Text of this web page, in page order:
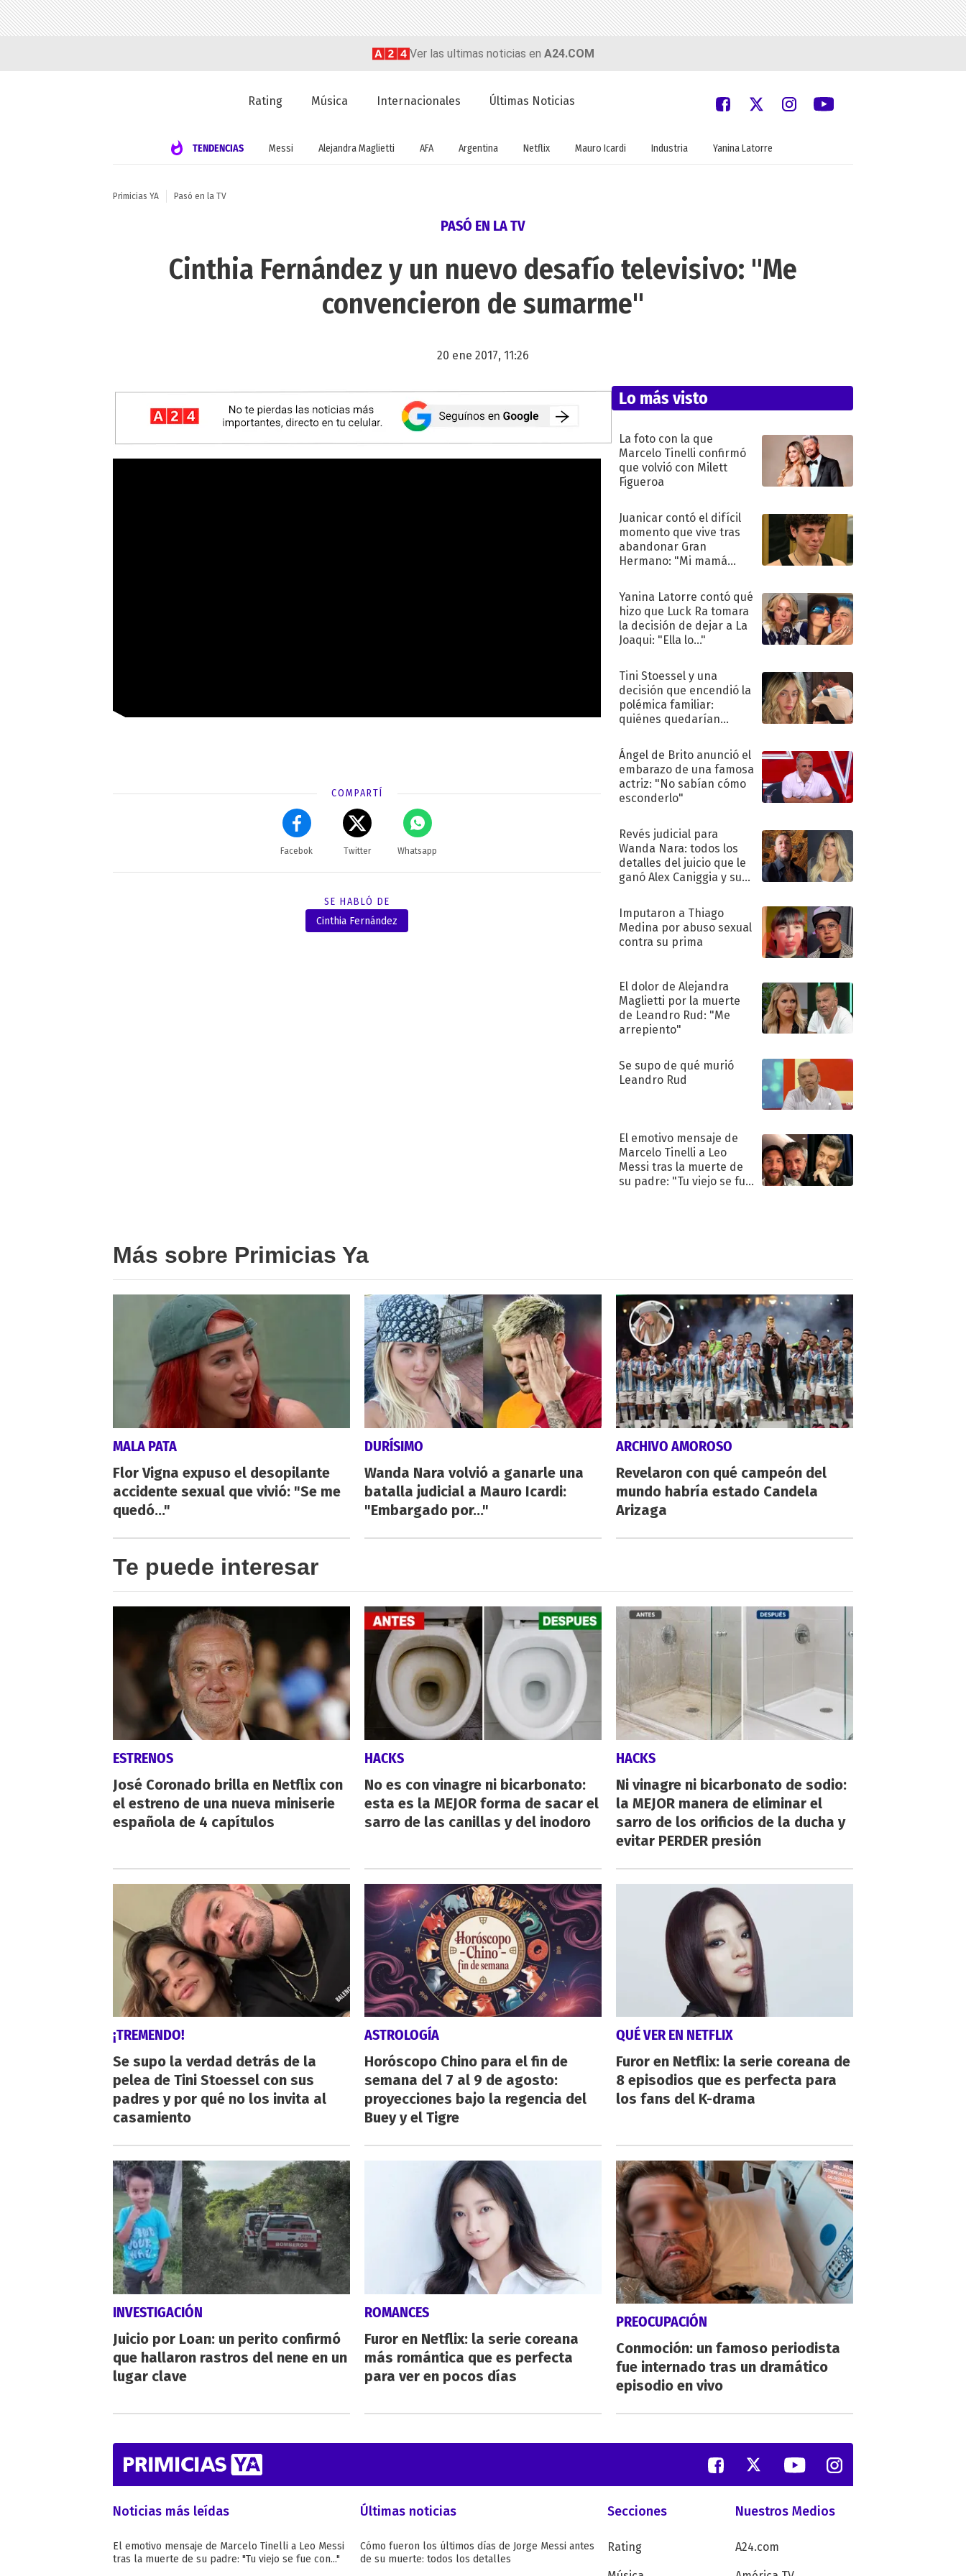
Ver las ultimas noticias en A24.COM
Rating Música Internacionales Últimas Noticias
TENDENCIAS Messi Alejandra Maglietti AFA Argentina Netflix Mauro Icardi Industria Yanina Latorre
Primicias YA Pasó en la TV
PASÓ EN LA TV
Cinthia Fernández y un nuevo desafío televisivo: "Me
convencieron de sumarme"
20 ene 2017, 11:26
COMPARTÍ
Facebok Twitter Whatsapp
SE HABLÓ DE
Cinthia Fernández
Lo más visto
La foto con la que
Marcelo Tinelli confirmó
que volvió con Milett
Figueroa
Juanicar contó el difícil
momento que vive tras
abandonar Gran
Hermano: "Mi mamá
Yanina Latorre contó qué
hizo que Luck Ra tomara
la decisión de dejar a La
Joaqui: "Ella lo..."
Tini Stoessel y una
decisión que encendió la
polémica familiar:
quiénes quedarían
Ángel de Brito anunció el
embarazo de una famosa
actriz: "No sabían cómo
esconderlo"
Revés judicial para
Wanda Nara: todos los
detalles del juicio que le
ganó Alex Caniggia y sus
Imputaron a Thiago
Medina por abuso sexual
contra su prima
El dolor de Alejandra
Maglietti por la muerte
de Leandro Rud: "Me
arrepiento"
Se supo de qué murió
Leandro Rud
El emotivo mensaje de
Marcelo Tinelli a Leo
Messi tras la muerte de
su padre: "Tu viejo se fue
Más sobre Primicias Ya
MALA PATA
Flor Vigna expuso el desopilante
accidente sexual que vivió: "Se me
quedó..."
DURÍSIMO
Wanda Nara volvió a ganarle una
batalla judicial a Mauro Icardi:
"Embargado por..."
ARCHIVO AMOROSO
Revelaron con qué campeón del
mundo habría estado Candela
Arizaga
Te puede interesar
ESTRENOS
José Coronado brilla en Netflix con
el estreno de una nueva miniserie
española de 4 capítulos
HACKS
No es con vinagre ni bicarbonato:
esta es la MEJOR forma de sacar el
sarro de las canillas y del inodoro
HACKS
Ni vinagre ni bicarbonato de sodio:
la MEJOR manera de eliminar el
sarro de los orificios de la ducha y
evitar PERDER presión
¡TREMENDO!
Se supo la verdad detrás de la
pelea de Tini Stoessel con sus
padres y por qué no los invita al
casamiento
ASTROLOGÍA
Horóscopo Chino para el fin de
semana del 7 al 9 de agosto:
proyecciones bajo la regencia del
Buey y el Tigre
QUÉ VER EN NETFLIX
Furor en Netflix: la serie coreana de
8 episodios que es perfecta para
los fans del K-drama
INVESTIGACIÓN
Juicio por Loan: un perito confirmó
que hallaron rastros del nene en un
lugar clave
ROMANCES
Furor en Netflix: la serie coreana
más romántica que es perfecta
para ver en pocos días
PREOCUPACIÓN
Conmoción: un famoso periodista
fue internado tras un dramático
episodio en vivo
Noticias más leídas
El emotivo mensaje de Marcelo Tinelli a Leo Messi
tras la muerte de su padre: "Tu viejo se fue con..."
Últimas noticias
Cómo fueron los últimos días de Jorge Messi antes
de su muerte: todos los detalles
Secciones
Rating
Nuestros Medios
A24.com